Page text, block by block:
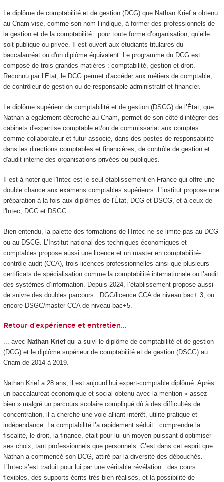
Le diplôme de comptabilité et de gestion (DCG) que Nathan Krief a obtenu
au Cnam vise, comme son nom l’indique, à former des professionnels de
la gestion et de la comptabilité : pour toute forme d’organisation, qu’elle
soit publique ou privée. Il est ouvert aux étudiants titulaires du
baccalauréat ou d'un diplôme équivalent. Le programme du DCG est
composé de trois grandes matières : comptabilité, gestion et droit.
Reconnu par l’État, le DCG permet d'accéder aux métiers de comptable,
de contrôleur de gestion ou de responsable administratif et financier.
Le diplôme supérieur de comptabilité et de gestion (DSCG) de l’État, que
Nathan a également décroché au Cnam, permet de son côté d’intégrer des
cabinets d'expertise comptable et/ou de commissariat aux comptes
comme collaborateur et futur associé, dans des postes de responsabilité
dans les directions comptables et financières, de contrôle de gestion et
d'audit interne des organisations privées ou publiques.
Il est à noter que l'Intec est le seul établissement en France qui offre une
double chance aux examens comptables supérieurs. L'institut propose une
préparation à la fois aux diplômes de l'État, DCG et DSCG, et à ceux de
l'Intec, DGC et DSGC.
Bien entendu, la palette des formations de l’Intec ne se limite pas au DCG
ou au DSCG. L’Institut national des techniques économiques et
comptables propose aussi une licence et un master en comptabilité-
contrôle-audit (CCA), trois licences professionnelles ainsi que plusieurs
certificats de spécialisation comme la comptabilité internationale ou l’audit
des systèmes d’information. Depuis 2024, l’établissement propose aussi
de suivre des doubles parcours : DGC/licence CCA de niveau bac+ 3, ou
encore DSGC/master CCA de niveau bac+5.
Retour d’expérience et entretien...
... avec Nathan Kriefqui a suivi le diplôme de comptabilité et de gestion
(DCG) et le diplôme supérieur de comptabilité et de gestion (DSCG) au
Cnam de 2014 à 2019.
Nathan Krief a 28 ans, il est aujourd’hui expert-comptable diplômé. Après
un baccalauréat économique et social obtenu avec la mention « assez
bien » malgré un parcours scolaire compliqué dû à des difficultés de
concentration, il a cherché une voie alliant intérêt, utilité pratique et
indépendance. La comptabilité l’a rapidement séduit : comprendre la
fiscalité, le droit, la finance, était pour lui un moyen puissant d’optimiser
ses choix, tant professionnels que personnels. C’est dans cet esprit que
Nathan a commencé son DCG, attiré par la diversité des débouchés.
L’Intec s’est traduit pour lui par une véritable révélation : des cours
flexibles, des supports écrits très bien réalisés, et la possibilité de